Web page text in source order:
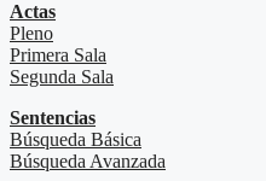
Actas
Pleno
Primera Sala
Segunda Sala
Sentencias
Búsqueda Básica
Búsqueda Avanzada